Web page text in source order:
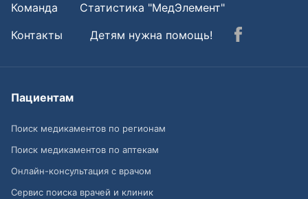
Команда
Статистика "МедЭлемент"
Контакты
Детям нужна помощь!
Пациентам
Поиск медикаментов по регионам
Поиск медикаментов по аптекам
Онлайн-консультация с врачом
Сервис поиска врачей и клиник